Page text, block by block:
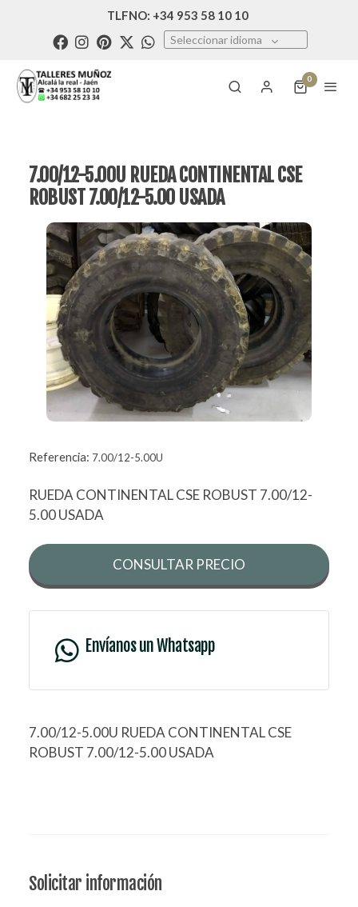
TLFNO: +34 953 58 10 10
Seleccionar idioma
0
7.00/12-5.00U RUEDA CONTINENTAL CSE
ROBUST 7.00/12-5.00 USADA
Referencia: 7.00/12-5.00U
RUEDA CONTINENTAL CSE ROBUST 7.00/12-
5.00 USADA
CONSULTAR PRECIO
Envíanos un Whatsapp
7.00/12-5.00U RUEDA CONTINENTAL CSE
ROBUST 7.00/12-5.00 USADA
Solicitar información